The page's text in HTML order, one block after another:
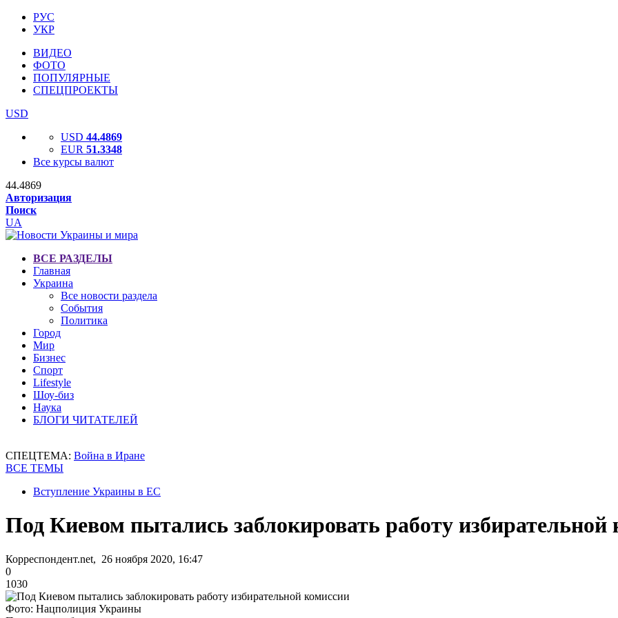
РУС
УКР
ВИДЕО
ФОТО
ПОПУЛЯРНЫЕ
СПЕЦПРОЕКТЫ
USD
USD 44.4869
EUR 51.3348
Все курсы валют
44.4869
Авторизация
Поиск
UA
ВСЕ РАЗДЕЛЫ
Главная
Украина
Все новости раздела
События
Политика
Город
Мир
Бизнес
Спорт
Lifestyle
Шоу-биз
Наука
БЛОГИ ЧИТАТЕЛЕЙ
СПЕЦТЕМА: Война в Иране
ВСЕ ТЕМЫ
Вступление Украины в ЕС
Под Киевом пытались заблокировать работу избирательной
Корреспондент.net, 26 ноября 2020, 16:47
0
1030
Фото: Нацполиция Украины